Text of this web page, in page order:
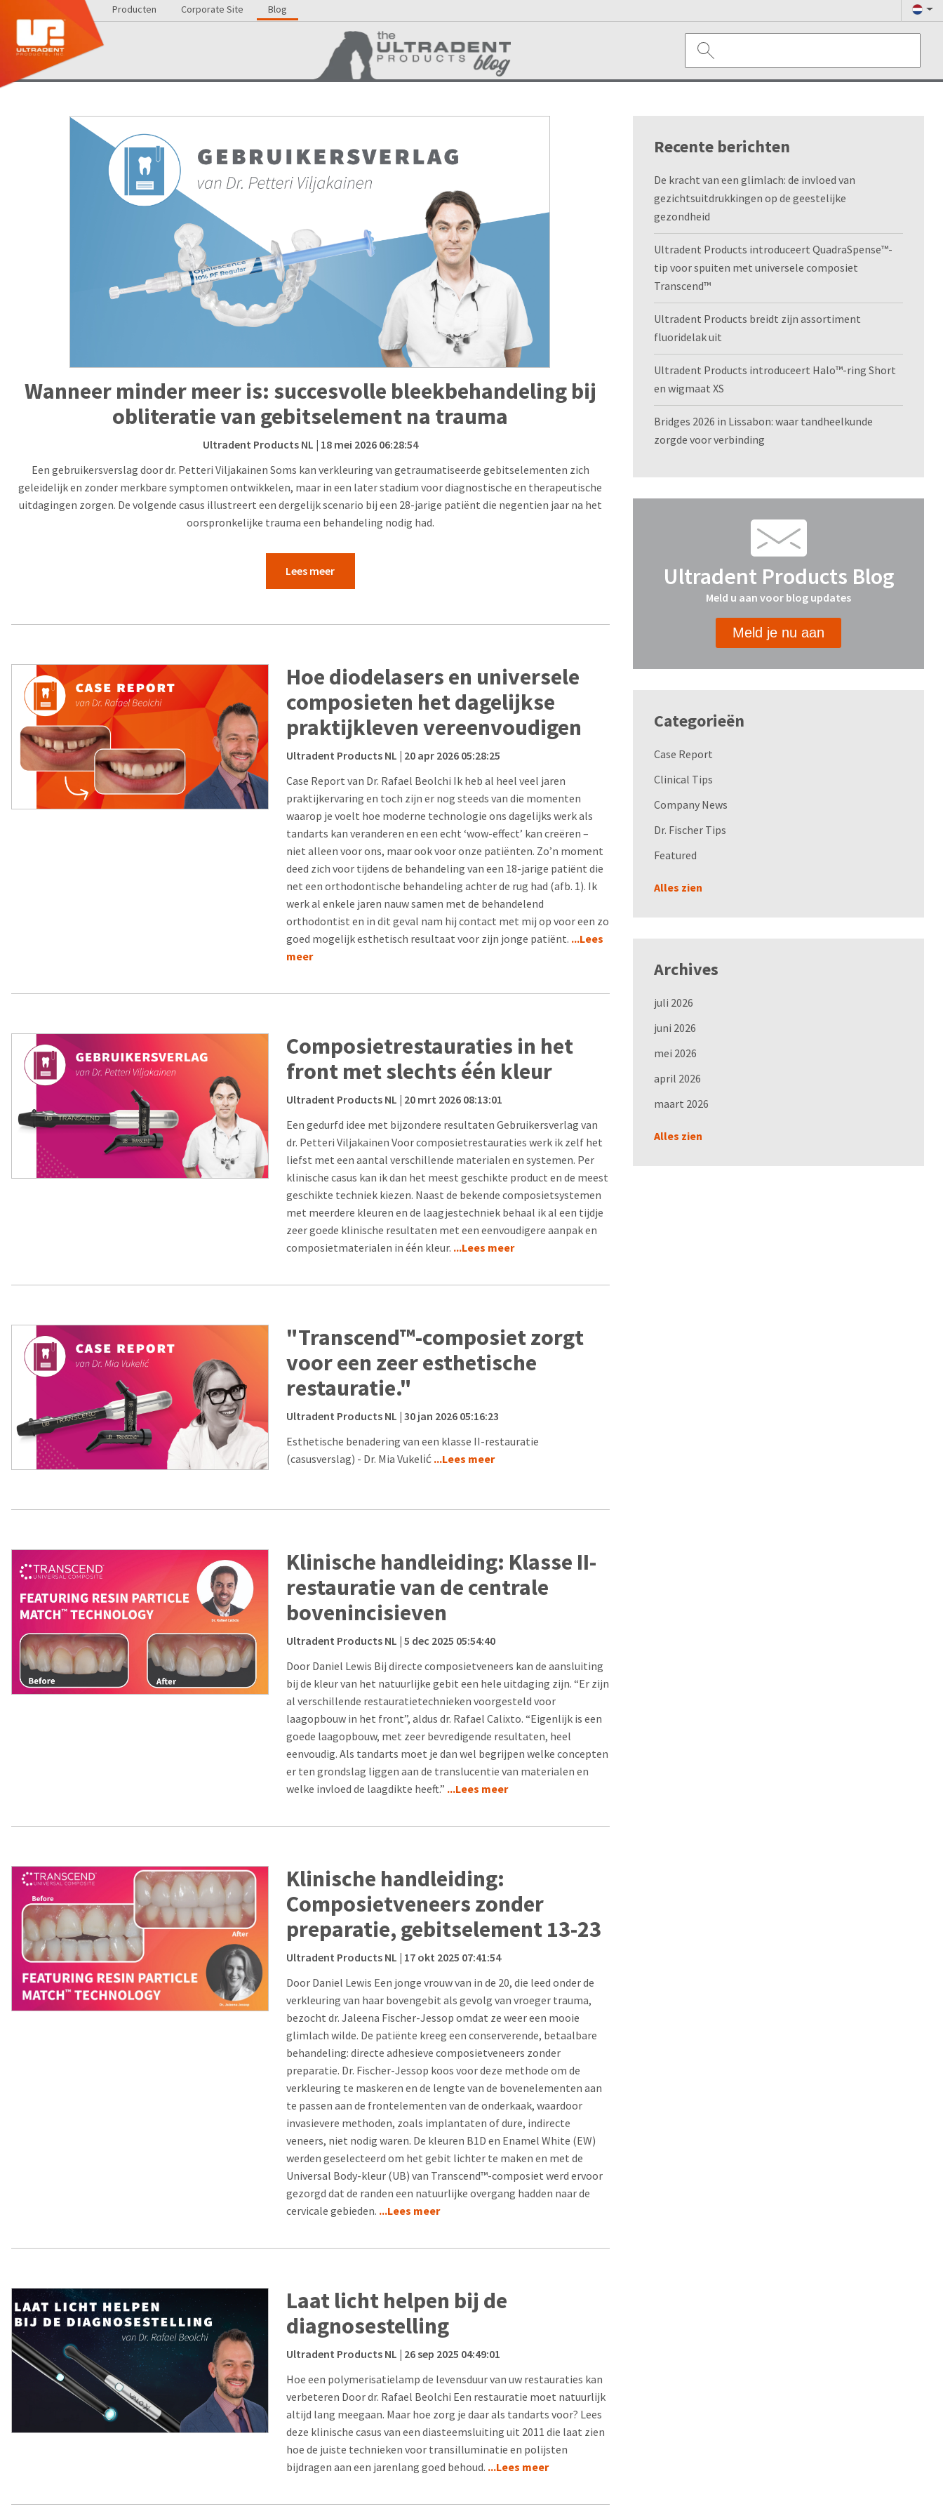
Producten Corporate Site Blog
Wanneer minder meer is: succesvolle bleekbehandeling bij
obliteratie van gebitselement na trauma
Ultradent Products NL | 18 mei 2026 06:28:54
Een gebruikersverslag door dr. Petteri Viljakainen Soms kan verkleuring van getraumatiseerde gebitselementen zich
geleidelijk en zonder merkbare symptomen ontwikkelen, maar in een later stadium voor diagnostische en therapeutische
uitdagingen zorgen. De volgende casus illustreert een dergelijk scenario bij een 28-jarige patiënt die negentien jaar na het
oorspronkelijke trauma een behandeling nodig had.
Lees meer
Hoe diodelasers en universele
composieten het dagelijkse
praktijkleven vereenvoudigen
Ultradent Products NL | 20 apr 2026 05:28:25
Case Report van Dr. Rafael Beolchi Ik heb al heel veel jaren
praktijkervaring en toch zijn er nog steeds van die momenten
waarop je voelt hoe moderne technologie ons dagelijks werk als
tandarts kan veranderen en een echt ‘wow-effect’ kan creëren –
niet alleen voor ons, maar ook voor onze patiënten. Zo’n moment
deed zich voor tijdens de behandeling van een 18-jarige patiënt die
net een orthodontische behandeling achter de rug had (afb. 1). Ik
werk al enkele jaren nauw samen met de behandelend
orthodontist en in dit geval nam hij contact met mij op voor een zo
goed mogelijk esthetisch resultaat voor zijn jonge patiënt. ...Lees
meer
Composietrestauraties in het
front met slechts één kleur
Ultradent Products NL | 20 mrt 2026 08:13:01
Een gedurfd idee met bijzondere resultaten Gebruikersverlag van
dr. Petteri Viljakainen Voor composietrestauraties werk ik zelf het
liefst met een aantal verschillende materialen en systemen. Per
klinische casus kan ik dan het meest geschikte product en de meest
geschikte techniek kiezen. Naast de bekende composietsystemen
met meerdere kleuren en de laagjestechniek behaal ik al een tijdje
zeer goede klinische resultaten met een eenvoudigere aanpak en
composietmaterialen in één kleur. ...Lees meer
"Transcend™-composiet zorgt
voor een zeer esthetische
restauratie."
Ultradent Products NL | 30 jan 2026 05:16:23
Esthetische benadering van een klasse II-restauratie
(casusverslag) - Dr. Mia Vukelić...Lees meer
Klinische handleiding: Klasse II-
restauratie van de centrale
bovenincisieven
Ultradent Products NL | 5 dec 2025 05:54:40
Door Daniel Lewis Bij directe composietveneers kan de aansluiting
bij de kleur van het natuurlijke gebit een hele uitdaging zijn. “Er zijn
al verschillende restauratietechnieken voorgesteld voor
laagopbouw in het front”, aldus dr. Rafael Calixto. “Eigenlijk is een
goede laagopbouw, met zeer bevredigende resultaten, heel
eenvoudig. Als tandarts moet je dan wel begrijpen welke concepten
er ten grondslag liggen aan de translucentie van materialen en
welke invloed de laagdikte heeft.” ...Lees meer
Klinische handleiding:
Composietveneers zonder
preparatie, gebitselement 13-23
Ultradent Products NL | 17 okt 2025 07:41:54
Door Daniel Lewis Een jonge vrouw van in de 20, die leed onder de
verkleuring van haar bovengebit als gevolg van vroeger trauma,
bezocht dr. Jaleena Fischer-Jessop omdat ze weer een mooie
glimlach wilde. De patiënte kreeg een conserverende, betaalbare
behandeling: directe adhesieve composietveneers zonder
preparatie. Dr. Fischer-Jessop koos voor deze methode om de
verkleuring te maskeren en de lengte van de bovenelementen aan
te passen aan de frontelementen van de onderkaak, waardoor
invasievere methoden, zoals implantaten of dure, indirecte
veneers, niet nodig waren. De kleuren B1D en Enamel White (EW)
werden geselecteerd om het gebit lichter te maken en met de
Universal Body-kleur (UB) van Transcend™-composiet werd ervoor
gezorgd dat de randen een natuurlijke overgang hadden naar de
cervicale gebieden. ...Lees meer
Laat licht helpen bij de
diagnosestelling
Ultradent Products NL | 26 sep 2025 04:49:01
Hoe een polymerisatielamp de levensduur van uw restauraties kan
verbeteren Door dr. Rafael Beolchi Een restauratie moet natuurlijk
altijd lang meegaan. Maar hoe zorg je daar als tandarts voor? Lees
deze klinische casus van een diasteemsluiting uit 2011 die laat zien
hoe de juiste technieken voor transilluminatie en polijsten
bijdragen aan een jarenlang goed behoud. ...Lees meer
Recente berichten
De kracht van een glimlach: de invloed van
gezichtsuitdrukkingen op de geestelijke
gezondheid
Ultradent Products introduceert QuadraSpense™-
tip voor spuiten met universele composiet
Transcend™
Ultradent Products breidt zijn assortiment
fluoridelak uit
Ultradent Products introduceert Halo™-ring Short
en wigmaat XS
Bridges 2026 in Lissabon: waar tandheelkunde
zorgde voor verbinding
Ultradent Products Blog
Meld u aan voor blog updates
Meld je nu aan
Categorieën
Case Report
Clinical Tips
Company News
Dr. Fischer Tips
Featured
Alles zien
Archives
juli 2026
juni 2026
mei 2026
april 2026
maart 2026
Alles zien